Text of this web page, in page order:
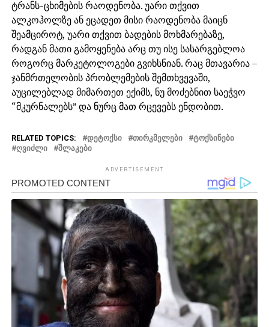
ტრანს-ცხიმების რაოდენობა. უარი თქვით
ალკოჰოლზე ან ეცადეთ მისი რაოდენობა მაიცნ
შეამციროტ, უარი თქვით ბადების მოხმარებაზე,
რადგან მათი გამოყენება არც თუ ისე სასარგებლოა
როგორც მარკეტოლოგები გვიხსნიან. რაც მთავარია –
ჯანმრთელობის პრობლემების შემთხვევაში,
აუცილებლად მიმართეთ ექიმს, ნუ მოძებნით საეჭვო
“მკურნალებს” და ნურც მათ რცევებს ენდობით.
RELATED TOPICS: ᲓᲔᲢᲝᲥᲡᲘ ᲗᲘᲠᲙᲛᲔᲚᲔᲑᲘ
ᲢᲝᲥᲡᲘᲜᲔᲑᲘ
ᲦᲕᲘᲫᲚᲘ
ᲨᲚᲐᲙᲔᲑᲘ
ADVERTISEMENT